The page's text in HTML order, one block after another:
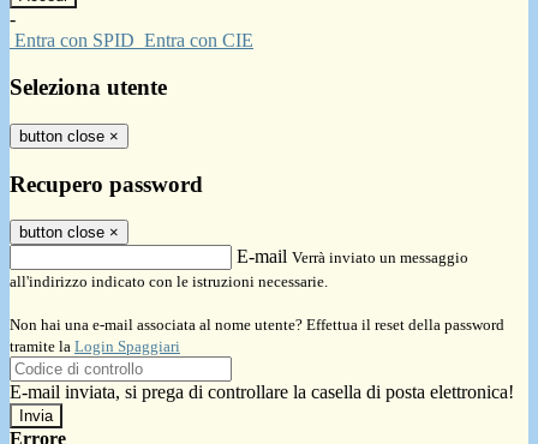
-
Entra con SPID Entra con CIE
Seleziona utente
button close ×
Recupero password
button close ×
E-mail Verrà inviato un messaggio
all'indirizzo indicato con le istruzioni necessarie.
Non hai una e-mail associata al nome utente? Effettua il reset della password
tramite la Login Spaggiari
E-mail inviata, si prega di controllare la casella di posta elettronica!
Errore